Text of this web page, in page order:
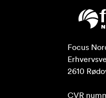
Focus
2610
CVR